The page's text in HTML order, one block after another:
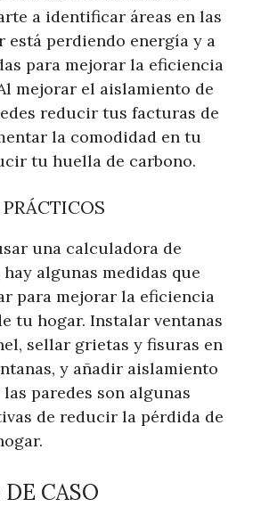
a identificar áreas en las
está perdiendo energía y a
para mejorar la eficiencia
mejorar el aislamiento de
reducir tus facturas de
la comodidad en tu
tu huella de carbono.
una calculadora de
algunas medidas que
para mejorar la eficiencia
tu hogar. Instalar ventanas
sellar grietas y fisuras en
y añadir aislamiento
paredes son algunas
de reducir la pérdida de
CASO